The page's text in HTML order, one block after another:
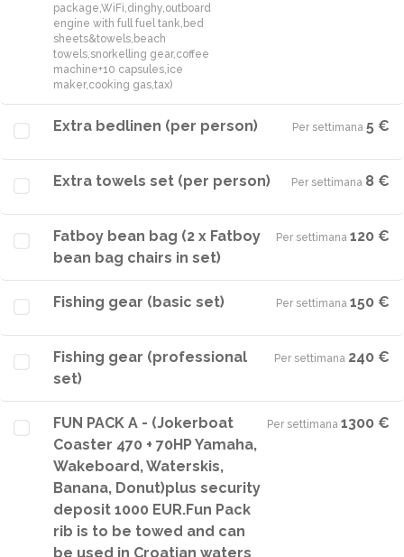
package,WiFi,dinghy,outboard
engine with full fuel tank,bed
sheets&towels,beach
towels,snorkelling gear,coffee
machine+10 capsules,ice
maker,cooking gas,tax)
Extra bedlinen (per person) Per settimana·5 €
Extra towels set (per person) Per settimana·8 €
Fatboy bean bag (2 x Fatboy
bean bag chairs in set)
Per settimana·120 €
Fishing gear (basic set) Per settimana·150 €
Fishing gear (professional
set)
Per settimana·240 €
FUN PACK A - (Jokerboat
Coaster 470 + 70HP Yamaha,
Wakeboard, Waterskis,
Banana, Donut)plus security
deposit 1000 EUR.Fun Pack
rib is to be towed and can
be used in Croatian waters
Per settimana·1300 €